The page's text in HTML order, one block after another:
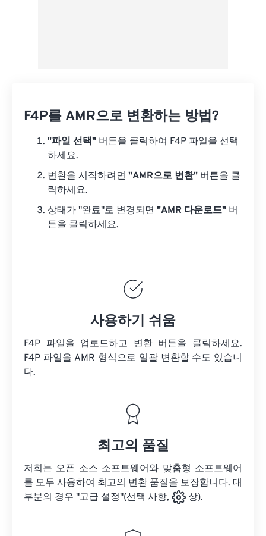
F4P를 AMR으로 변환하는 방법?
"파일 선택" 버튼을 클릭하여 F4P 파일을 선택
하세요.
변환을 시작하려면 "AMR으로 변환" 버튼을 클
릭하세요.
상태가 "완료"로 변경되면 "AMR 다운로드" 버
튼을 클릭하세요.
사용하기 쉬움
F4P 파일을 업로드하고 변환 버튼을 클릭하세요.
F4P 파일을 AMR 형식으로 일괄 변환할 수도 있습니
다.
최고의 품질
저희는 오픈 소스 소프트웨어와 맞춤형 소프트웨어
를 모두 사용하여 최고의 변환 품질을 보장합니다. 대
부분의 경우 "고급 설정"(선택 사항,
상).